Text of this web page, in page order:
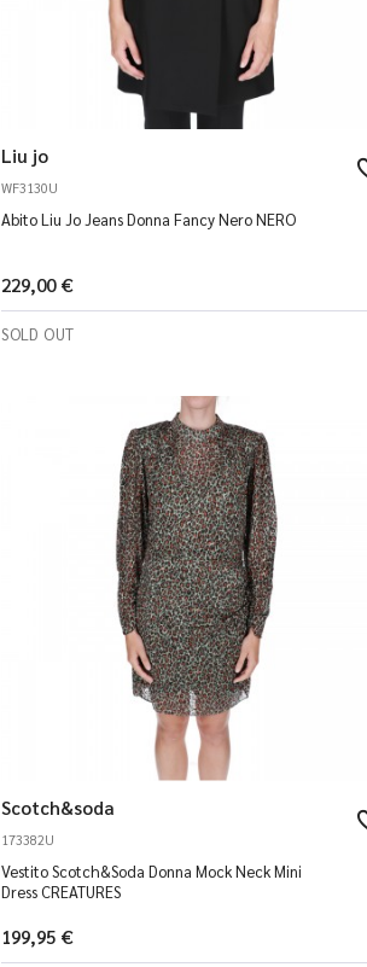
Liu jo
WF3130U
Abito Liu Jo Jeans Donna Fancy Nero NERO
229,00 €
SOLD OUT
Scotch&soda
173382U
Vestito Scotch&Soda Donna Mock Neck Mini
Dress CREATURES
199,95 €